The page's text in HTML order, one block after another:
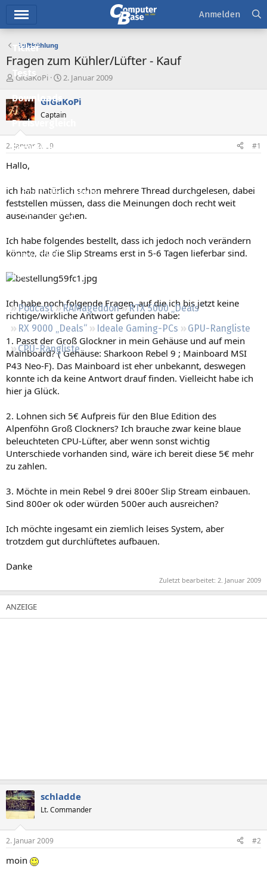
Ticker
Tests
Downloads
Preisvergleich
Forum
Aktuelles
Empfohlene Inhalte
Neue Beiträge
Leserartikel
Regeln
Podcast RAMageddon
RTX 5000 „Deals“
RX 9000 „Deals“
Ideale Gaming-PCs
GPU-Rangliste
CPU-Rangliste
Anmelden
Luftkühlung
Fragen zum Kühler/Lüfter - Kauf
E
s
t
e
e
r
GiGaKoPi
E
s
e
t
2. Januar 2009
GiGaKoPi
Captain
2. Januar 2009 #1
Hallo,
ich hab natürlich schon mehrere Thread durchgelesen, dabei
feststellen müssen, dass die Meinungen doch recht weit
auseinander gehen.
Ich habe folgendes bestellt, dass ich jedoch noch verändern
könnte, da die Slip Streams erst in 5-6 Tagen lieferbar sind.
Ich habe noch folgende Fragen, auf die ich bis jetzt keine
richtige/wirkliche Antwort gefunden habe:
1. Passt der Groß Glockner in mein Gehäuse und auf mein
Mainboard? ( Gehäuse: Sharkoon Rebel 9 ; Mainboard MSI
P43 Neo-F). Das Mainboard ist eher unbekannt, deswegen
konnte ich da keine Antwort drauf finden. Vielleicht habe ich
hier ja Glück.
2. Lohnen sich 5€ Aufpreis für den Blue Edition des
Alpenföhn Groß Clockners? Ich brauche zwar keine blaue
beleuchteten CPU-Lüfter, aber wenn sonst wichtig
Unterschiede vorhanden sind, wäre ich bereit diese 5€ mehr
zu zahlen.
3. Möchte in mein Rebel 9 drei 800er Slip Stream einbauen.
Sind 800er ok oder würden 500er auch ausreichen?
Ich möchte ingesamt ein ziemlich leises System, aber
trotzdem gut durchlüftetes aufbauen.
Danke
Zuletzt bearbeitet: 2. Januar 2009
schladde
Lt. Commander
2. Januar 2009 #2
moin